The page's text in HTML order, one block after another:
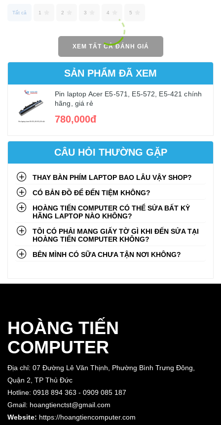
Tất cả 1 2 3 4 5
XEM TẤT CẢ ĐÁNH GIÁ
SẢN PHẨM ĐÃ XEM
Pin laptop Acer E5-571, E5-572, E5-421 chính
hãng, giá rẻ
780,000đ
CÂU HỎI THƯỜNG GẶP
THAY BÀN PHÍM LAPTOP BAO LÂU VẬY SHOP?
CÓ BẢN ĐỒ ĐỂ ĐẾN TIỆM KHÔNG?
HOÀNG TIẾN COMPUTER CÓ THỂ SỬA BẤT KỲ
HÃNG LAPTOP NÀO KHÔNG?
TÔI CÓ PHẢI MANG GIẤY TỜ GÌ KHI ĐẾN SỬA TẠI
HOÀNG TIẾN COMPUTER KHÔNG?
BÊN MÌNH CÓ SỮA CHƯA TẬN NƠI KHÔNG?
HOÀNG TIẾN
COMPUTER
Địa chỉ: 07 Đường Lê Văn Thịnh, Phường Bình Trưng Đông,
Quận 2, TP Thủ Đức
Hotline: 0918 894 363 - 0909 085 187
Gmail: hoangtienctst@gmail.com
Website: https://hoangtiencomputer.com